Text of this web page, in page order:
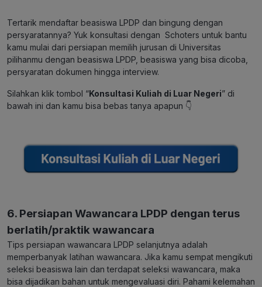
Tertarik mendaftar beasiswa LPDP dan bingung dengan
persyaratannya? Yuk konsultasi dengan Schoters untuk bantu
kamu mulai dari persiapan memilih jurusan di Universitas
pilihanmu dengan beasiswa LPDP, beasiswa yang bisa dicoba,
persyaratan dokumen hingga interview.
Silahkan klik tombol “Konsultasi Kuliah di Luar Negeri” di
bawah ini dan kamu bisa bebas tanya apapun 👇
6. Persiapan Wawancara LPDP dengan terus
berlatih/praktik wawancara
Tips persiapan wawancara LPDP selanjutnya adalah
memperbanyak latihan wawancara. Jika kamu sempat mengikuti
seleksi beasiswa lain dan terdapat seleksi wawancara, maka
bisa dijadikan bahan untuk mengevaluasi diri. Pahami kelemahan